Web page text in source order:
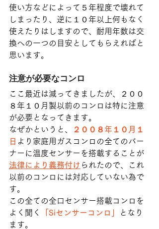
使い方などによって５年程度で壊れて
しまったり、逆に１０年以上何もなく
使えたりはしますので、耐用年数は交
換への一つの目安としてもらえればと
思います。
注意が必要なコンロ
ここ最近は減ってきましたが、２００
８年１０月製以前のコンロは特に注意
が必要となってきます。
なぜかというと、
２００８年１０月１
日 より家庭用ガスコンロの全てのバー
ナーに温度センサーを搭載することが
法律により義務付け られたので、これ
以前のコンロには対応していない為で
す。
この全ての全口センサー搭載コンロを
よく聞く
「Siセンサーコンロ」
となり
ます。